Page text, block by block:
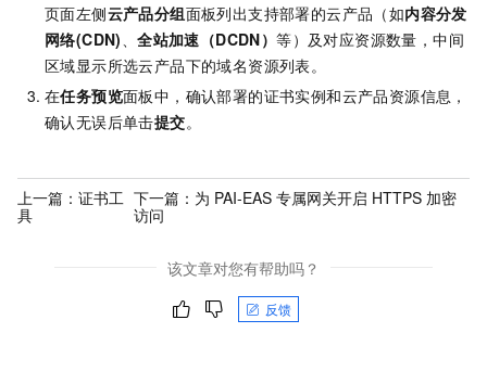
页面左侧云产品分组面板列出支持部署的云产品（如内容分发
网络(CDN) 、全站加速（DCDN）等）及对应资源数量，中间
区域显示所选云产品下的域名资源列表。
在任务预览面板中，确认部署的证书实例和云产品资源信息，
确认无误后单击提交。
上一篇： 证书工
具
下一篇： 为 PAI-EAS 专属网关开启 HTTPS 加密
访问
该文章对您有帮助吗？
反馈